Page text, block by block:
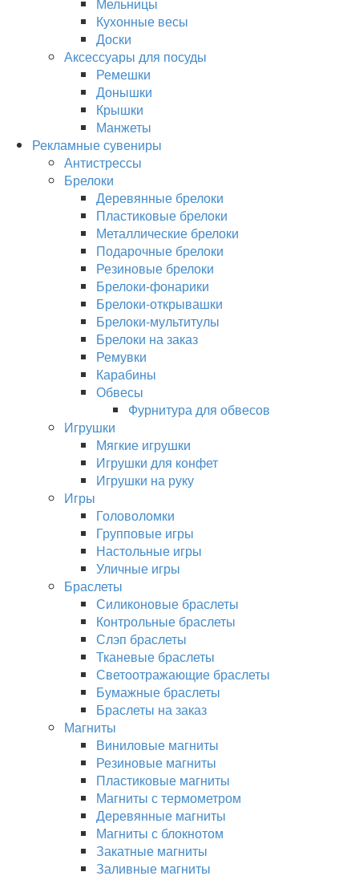
Кухонные весы
Доски
Аксессуары для посуды
Ремешки
Донышки
Крышки
Манжеты
Рекламные сувениры
Антистрессы
Брелоки
Деревянные брелоки
Пластиковые брелоки
Металлические брелоки
Подарочные брелоки
Резиновые брелоки
Брелоки-фонарики
Брелоки-открывашки
Брелоки-мультитулы
Брелоки на заказ
Ремувки
Карабины
Обвесы
Фурнитура для обвесов
Игрушки
Мягкие игрушки
Игрушки для конфет
Игрушки на руку
Игры
Головоломки
Групповые игры
Настольные игры
Уличные игры
Браслеты
Силиконовые браслеты
Контрольные браслеты
Слэп браслеты
Тканевые браслеты
Светоотражающие браслеты
Бумажные браслеты
Браслеты на заказ
Магниты
Виниловые магниты
Резиновые магниты
Пластиковые магниты
Магниты с термометром
Деревянные магниты
Магниты с блокнотом
Закатные магниты
Заливные магниты